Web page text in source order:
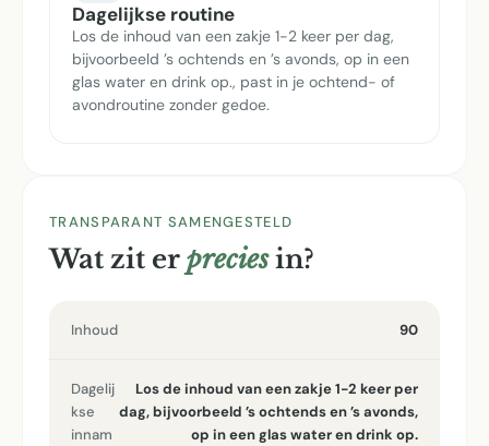
Dagelijkse routine
Los de inhoud van een zakje 1-2 keer per dag,
bijvoorbeeld ’s ochtends en ’s avonds, op in een
glas water en drink op., past in je ochtend- of
avondroutine zonder gedoe.
TRANSPARANT SAMENGESTELD
Wat zit er preciesin?
Inhoud 90
Dagelij
kse
innam
Los de inhoud van een zakje 1-2 keer per
dag, bijvoorbeeld ’s ochtends en ’s avonds,
op in een glas water en drink op.